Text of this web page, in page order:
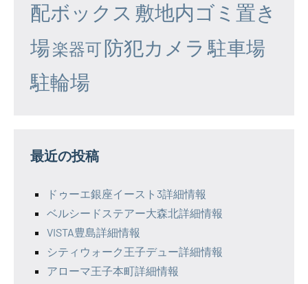
配ボックス 敷地内ゴミ置き
場楽器可防犯カメラ 駐車場
駐輪場
最近の投稿
ドゥーエ銀座イースト3詳細情報
ベルシードステアー大森北詳細情報
VISTA豊島詳細情報
シティウォーク王子デュー詳細情報
アローマ王子本町詳細情報